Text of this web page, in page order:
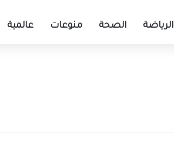
الرياضة الصحة منوعات عالمية